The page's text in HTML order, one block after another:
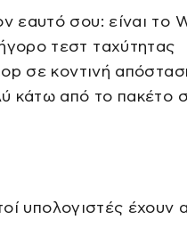
εαυτό σου: είναι το
τεστ ταχύτητας
σε κοντινή
κάτω από το πακέτο
υπολογιστές έχουν